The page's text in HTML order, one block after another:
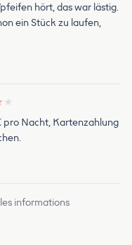
hört, das war lästig.
ein Stück zu laufen,
★
pro Nacht, Kartenzahlung
informations